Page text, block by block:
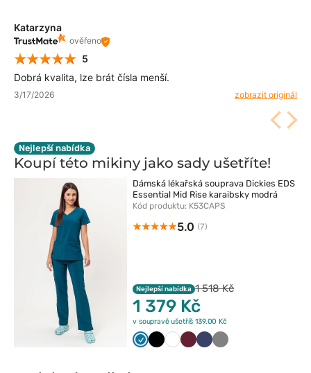
Katarzyna
ověřeno
5
Dobrá kvalita, lze brát čísla menší.
3/17/2026 zobrazit originál
Nejlepší nabídka
Koupí této mikiny jako sady ušetříte!
Dámská lékařská souprava Dickies EDS
Essential Mid Rise karaibsky modrá
Kód produktu: K53CAPS
5.0 (7)
Nejlepší nabídka 1 518 Kč
1 379 Kč
v soupravě ušetříš 139.00 Kč
Karaibski
Czarny
BiałyWiśniowy
CiemnySzary